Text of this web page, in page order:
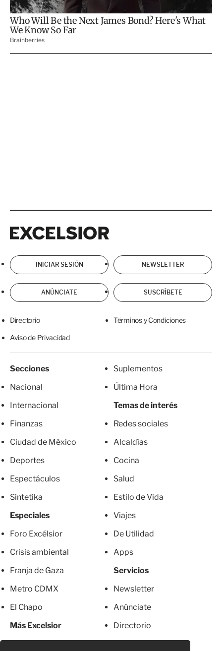
INICIAR SESIÓN NEWSLETTER
ANÚNCIATE SUSCRÍBETE
Directorio Términos y Condiciones
Aviso de Privacidad
Secciones
Nacional
Internacional
Finanzas
Ciudad de México
Deportes
Espectáculos
Sintetika
Especiales
Foro Excélsior
Crisis ambiental
Franja de Gaza
Metro CDMX
El Chapo
Más Excelsior
Suplementos
Última Hora
Temas de interés
Redes sociales
Alcaldías
Cocina
Salud
Estilo de Vida
Viajes
De Utilidad
Apps
Servicios
Newsletter
Anúnciate
Directorio